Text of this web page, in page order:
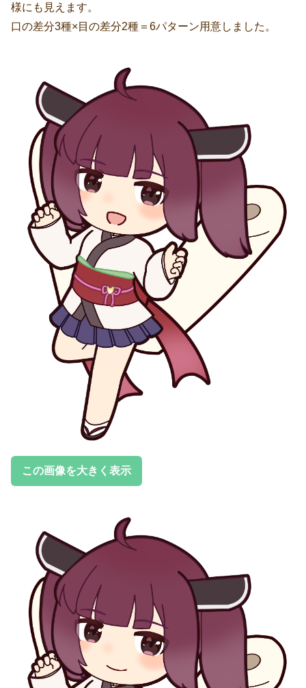
様にも見えます。
口の差分3種×目の差分2種＝6パターン用意しました。
この画像を大きく表示